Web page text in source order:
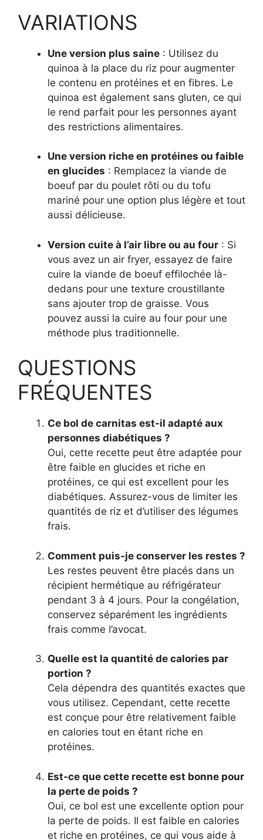
VARIATIONS
Une version plus saine : Utilisez du
quinoa à la place du riz pour augmenter
le contenu en protéines et en fibres. Le
quinoa est également sans gluten, ce qui
le rend parfait pour les personnes ayant
des restrictions alimentaires.
Une version riche en protéines ou faible
en glucides : Remplacez la viande de
boeuf par du poulet rôti ou du tofu
mariné pour une option plus légère et tout
aussi délicieuse.
Version cuite à l’air libre ou au four : Si
vous avez un air fryer, essayez de faire
cuire la viande de boeuf effilochée là-
dedans pour une texture croustillante
sans ajouter trop de graisse. Vous
pouvez aussi la cuire au four pour une
méthode plus traditionnelle.
QUESTIONS
FRÉQUENTES
Ce bol de carnitas est-il adapté aux
personnes diabétiques ?
Oui, cette recette peut être adaptée pour
être faible en glucides et riche en
protéines, ce qui est excellent pour les
diabétiques. Assurez-vous de limiter les
quantités de riz et d’utiliser des légumes
frais.
Comment puis-je conserver les restes ?
Les restes peuvent être placés dans un
récipient hermétique au réfrigérateur
pendant 3 à 4 jours. Pour la congélation,
conservez séparément les ingrédients
frais comme l’avocat.
Quelle est la quantité de calories par
portion ?
Cela dépendra des quantités exactes que
vous utilisez. Cependant, cette recette
est conçue pour être relativement faible
en calories tout en étant riche en
protéines.
Est-ce que cette recette est bonne pour
la perte de poids ?
Oui, ce bol est une excellente option pour
la perte de poids. Il est faible en calories
et riche en protéines, ce qui vous aide à